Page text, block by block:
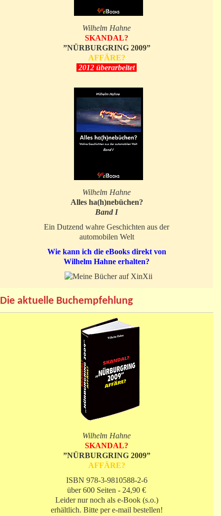
Wilhelm Hahne
SKANDAL?
”NÜRBURGRING 2009”
AFFÄRE?
2012 überarbeitet
Wilhelm Hahne
Alles ha(h)nebüchen?
Band I
Ein Dutzend wahre Geschichten aus der
automobilen Welt
Wie kann ich die eBooks direkt von
Wilhelm Hahne erhalten?
Die aktuelle Buchempfehlung
Wilhelm Hahne
SKANDAL?
”NÜRBURGRING 2009”
AFFÄRE?
ISBN 978-3-9810588-2-6
über 600 Seiten - 24,90 €
Leider nur noch als e-Book (s.o.)
erhältlich. Bitte per e-mail bestellen!